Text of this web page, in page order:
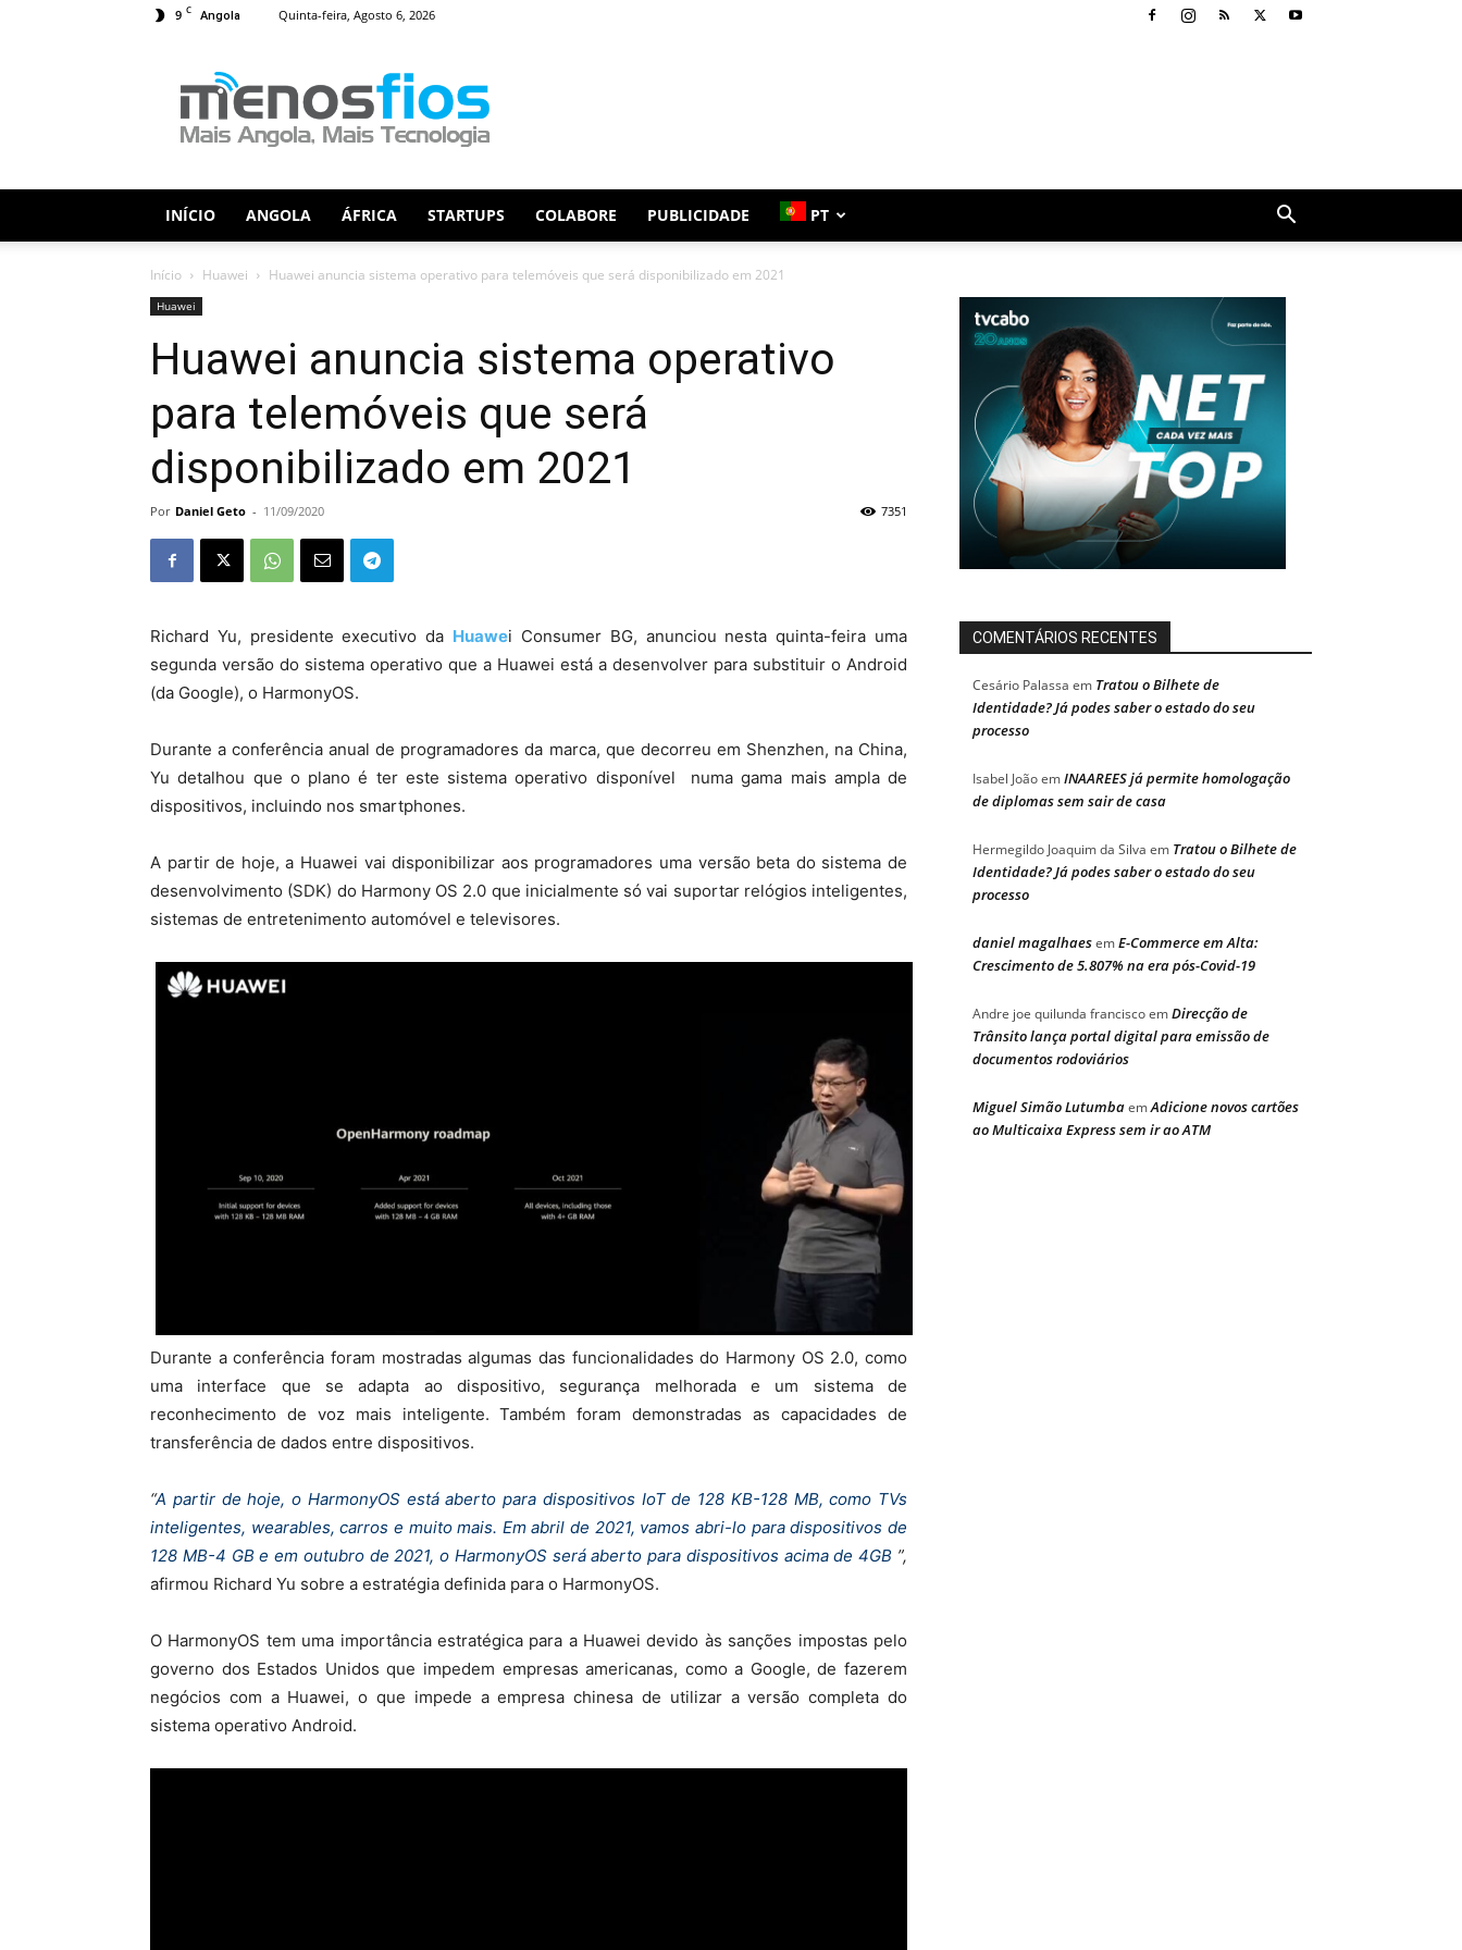
9 C Angola Quinta-feira, Agosto 6, 2026
Fios
INÍCIO ANGOLA ÁFRICA STARTUPS COLABORE PUBLICIDADE PT
Início Huawei Huawei anuncia sistema operativo para telemóveis que será disponibilizado em 2021
Huawei
Huawei anuncia sistema operativo
para telemóveis que será
disponibilizado em 2021
Por Daniel Geto - 11/09/2020 7351
Richard Yu, presidente executivo da Huawei Consumer BG, anunciou nesta quinta-feira uma
segunda versão do sistema operativo que a Huawei está a desenvolver para substituir o Android
(da Google), o HarmonyOS.
Durante a conferência anual de programadores da marca, que decorreu em Shenzhen, na China,
Yu detalhou que o plano é ter este sistema operativo disponível numa gama mais ampla de
dispositivos, incluindo nos smartphones.
A partir de hoje, a Huawei vai disponibilizar aos programadores uma versão beta do sistema de
desenvolvimento (SDK) do Harmony OS 2.0 que inicialmente só vai suportar relógios inteligentes,
sistemas de entretenimento automóvel e televisores.
Durante a conferência foram mostradas algumas das funcionalidades do Harmony OS 2.0, como
uma interface que se adapta ao dispositivo, segurança melhorada e um sistema de
reconhecimento de voz mais inteligente. Também foram demonstradas as capacidades de
transferência de dados entre dispositivos.
“A partir de hoje, o HarmonyOS está aberto para dispositivos IoT de 128 KB-128 MB, como TVs
inteligentes, wearables, carros e muito mais. Em abril de 2021, vamos abri-lo para dispositivos de
128 MB-4 GB e em outubro de 2021, o HarmonyOS será aberto para dispositivos acima de 4GB ”,
afirmou Richard Yu sobre a estratégia definida para o HarmonyOS.
O HarmonyOS tem uma importância estratégica para a Huawei devido às sanções impostas pelo
governo dos Estados Unidos que impedem empresas americanas, como a Google, de fazerem
negócios com a Huawei, o que impede a empresa chinesa de utilizar a versão completa do
sistema operativo Android.
COMENTÁRIOS RECENTES
Cesário Palassa em Tratou o Bilhete de
Identidade? Já podes saber o estado do seu
processo
Isabel JoãoemINAAREES já permite homologação
de diplomas sem sair de casa
Hermegildo Joaquim da Silva em Tratou o Bilhete de
Identidade? Já podes saber o estado do seu
processo
daniel magalhaesemE-Commerce em Alta:
Crescimento de 5.807% na era pós-Covid-19
Andre joe quilunda franciscoemDirecção de
Trânsito lança portal digital para emissão de
documentos rodoviários
Miguel Simão LutumbaemAdicione novos cartões
ao Multicaixa Express sem ir ao ATM